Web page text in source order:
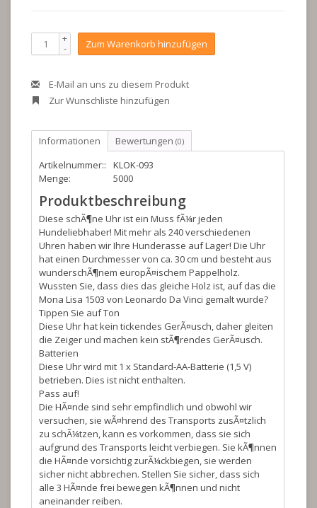
+
- Zum Warenkorb hinzufügen
E-Mail an uns zu diesem Produkt
Zur Wunschliste hinzufügen
Informationen Bewertungen (0)
Artikelnummer::
KLOK-093
Menge:
5000
Produktbeschreibung
Diese schÃ¶ne Uhr ist ein Muss fÃ¼r jeden
Hundeliebhaber! Mit mehr als 240 verschiedenen
Uhren haben wir Ihre Hunderasse auf Lager! Die Uhr
hat einen Durchmesser von ca. 30 cm und besteht aus
wunderschÃ¶nem europÃ¤ischem Pappelholz.
Wussten Sie, dass dies das gleiche Holz ist, auf das die
Mona Lisa 1503 von Leonardo Da Vinci gemalt wurde?
Tippen Sie auf Ton
Diese Uhr hat kein tickendes GerÃ¤usch, daher gleiten
die Zeiger und machen kein stÃ¶rendes GerÃ¤usch.
Batterien
Diese Uhr wird mit 1 x Standard-AA-Batterie (1,5 V)
betrieben. Dies ist nicht enthalten.
Pass auf!
Die HÃ¤nde sind sehr empfindlich und obwohl wir
versuchen, sie wÃ¤hrend des Transports zusÃ¤tzlich
zu schÃ¼tzen, kann es vorkommen, dass sie sich
aufgrund des Transports leicht verbiegen. Sie kÃ¶nnen
die HÃ¤nde vorsichtig zurÃ¼ckbiegen, sie werden
sicher nicht abbrechen. Stellen Sie sicher, dass sich
alle 3 HÃ¤nde frei bewegen kÃ¶nnen und nicht
aneinander reiben.